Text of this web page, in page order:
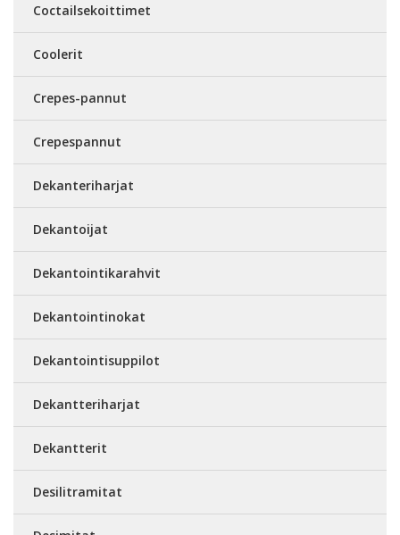
Coctailsekoittimet
Coolerit
Crepes-pannut
Crepespannut
Dekanteriharjat
Dekantoijat
Dekantointikarahvit
Dekantointinokat
Dekantointisuppilot
Dekantteriharjat
Dekantterit
Desilitramitat